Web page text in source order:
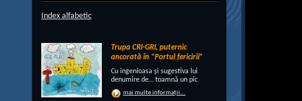
Index alfabetic
Trupa CRI-GRI, puternic
ancorată în “Portul fericirii”
Cu ingenioasa şi sugestiva lui
denumire de… toamnă un pic
“încruntată”, elegant suprapusă
unei existenţe de peste un sfert de
mai multe informații...